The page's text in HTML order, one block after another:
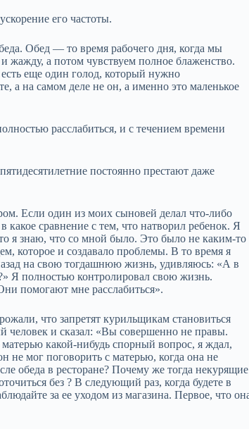
его частоты.
Обед — то время рабочего дня, когда мы
жажду, а потом чувствуем полное блаженство.
еще один голод, который нужно
а на самом деле не он, а именно это маленькое
расслабиться, и с течением времени
постоянно престают даже
Если один из моих сыновей делал что‑либо
какое сравнение с тем, что натворил ребенок. Я
я знаю, что со мной было. Это было не каким‑то
которое и создавало проблемы. В то время я
на свою тогдашнюю жизнь, удивляюсь: «А в
Я полностью контролировал свою жизнь.
помогают мне расслабиться».
что запретят курильщикам становиться
и сказал: «Вы совершенно не правы.
какой‑нибудь спорный вопрос, я ждал,
не мог поговорить с матерью, когда она не
обеда в ресторане? Почему же тогда некурящие
без ? В следующий раз, когда будете в
за ее уходом из магазина. Первое, что